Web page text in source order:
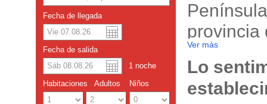
English
Dolar americano
Yuan chino
Fecha de llegada
Fecha de salida
1 noche
Habitaciones Adultos Niños
provincia
Reserva
Ver más
Lo